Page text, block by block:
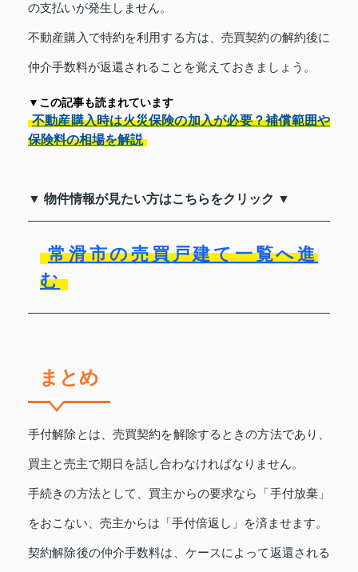
の支払いが発生しません。
不動産購入で特約を利用する方は、売買契約の解約後に
仲介手数料が返還されることを覚えておきましょう。
▼この記事も読まれています
不動産購入時は火災保険の加入が必要？補償範囲や
保険料の相場を解説
▼ 物件情報が見たい方はこちらをクリック ▼
常滑市の売買戸建て一覧へ進
む
まとめ
手付解除とは、売買契約を解除するときの方法であり、
買主と売主で期日を話し合わなければなりません。
手続きの方法として、買主からの要求なら「手付放棄」
をおこない、売主からは「手付倍返し」を済ませます。
契約解除後の仲介手数料は、ケースによって返還される